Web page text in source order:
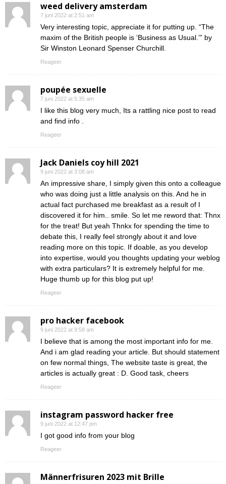
weed delivery amsterdam
7 juni 2022 at 2:51 am
Very interesting topic, appreciate it for putting up. “The
maxim of the British people is ‘Business as Usual.’” by
Sir Winston Leonard Spenser Churchill.
Reageer
poupée sexuelle
7 juni 2022 at 5:35 am
I like this blog very much, Its a rattling nice post to read
and find info .
Reageer
Jack Daniels coy hill 2021
9 juni 2022 at 3:08 am
An impressive share, I simply given this onto a colleague
who was doing just a little analysis on this. And he in
actual fact purchased me breakfast as a result of I
discovered it for him.. smile. So let me reword that: Thnx
for the treat! But yeah Thnkx for spending the time to
debate this, I really feel strongly about it and love
reading more on this topic. If doable, as you develop
into expertise, would you thoughts updating your weblog
with extra particulars? It is extremely helpful for me.
Huge thumb up for this blog put up!
Reageer
pro hacker facebook
9 juni 2022 at 9:58 am
I believe that is among the most important info for me.
And i am glad reading your article. But should statement
on few normal things, The website taste is great, the
articles is actually great : D. Good task, cheers
Reageer
instagram password hacker free
9 juni 2022 at 12:47 pm
I got good info from your blog
Reageer
Männerfrisuren 2023 mit Brille